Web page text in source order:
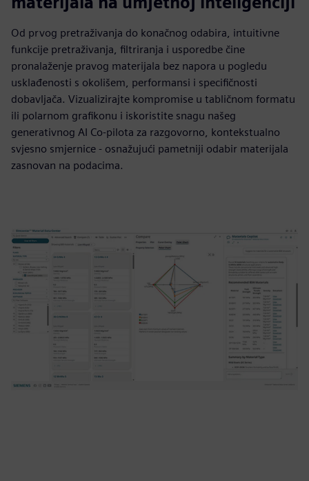
Od prvog pretraživanja do konačnog odabira, intuitivne
funkcije pretraživanja, filtriranja i usporedbe čine
pronalaženje pravog materijala bez napora u pogledu
usklađenosti s okolišem, performansi i specifičnosti
dobavljača. Vizualizirajte kompromise u tabličnom formatu
ili polarnom grafikonu i iskoristite snagu našeg
generativnog AI Co-pilota za razgovorno, kontekstualno
svjesno smjernice - osnažujući pametniji odabir materijala
zasnovan na podacima.